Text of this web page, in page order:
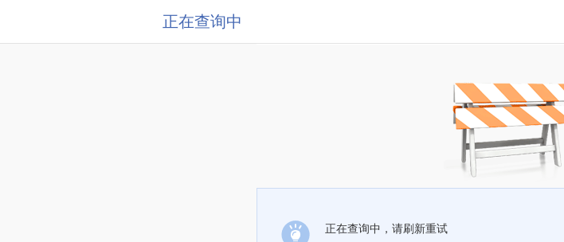
正在查询中
正在查询中，请刷新重试